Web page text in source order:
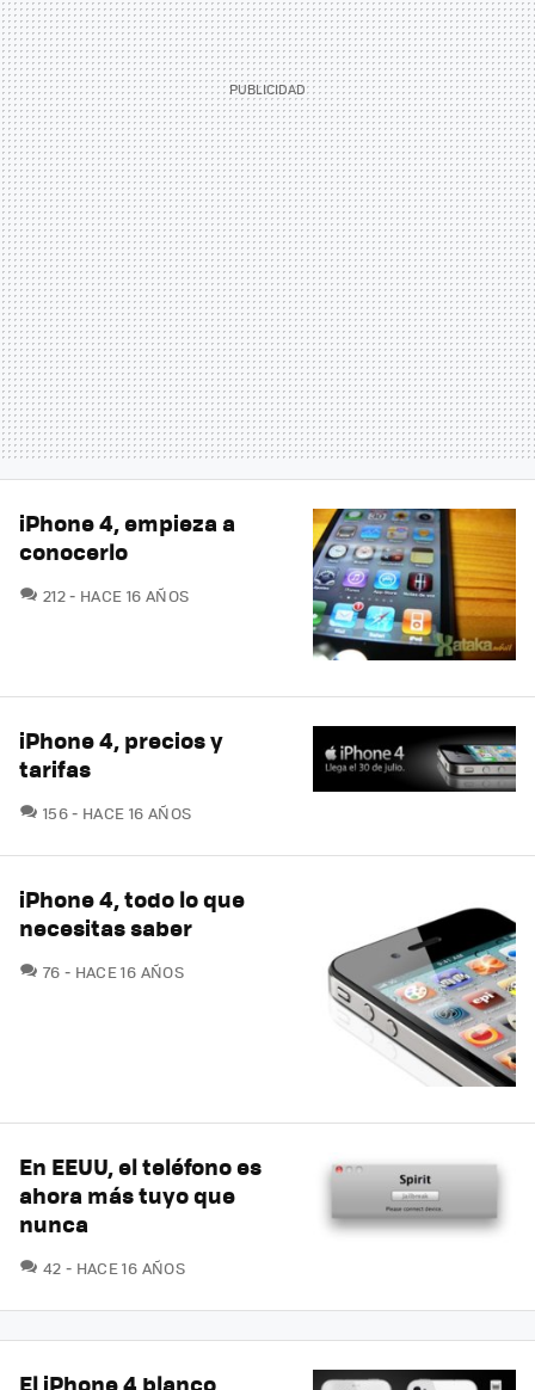
iPhone 4, empieza a
conocerlo
212COMENTARIOS
HACE 16 AÑOS
iPhone 4, precios y
tarifas
156COMENTARIOS
HACE 16 AÑOS
iPhone 4, todo lo que
necesitas saber
76 COMENTARIOS
HACE 16 AÑOS
En EEUU, el teléfono es
ahora más tuyo que
nunca
42 COMENTARIOS
HACE 16 AÑOS
El iPhone 4 blanco